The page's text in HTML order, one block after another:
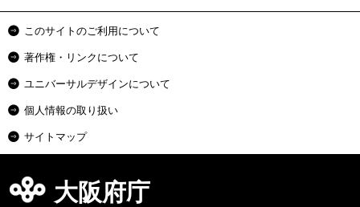
このサイトのご利用について
著作権・リンクについて
ユニバーサルデザインについて
個人情報の取り扱い
サイトマップ
大阪府庁